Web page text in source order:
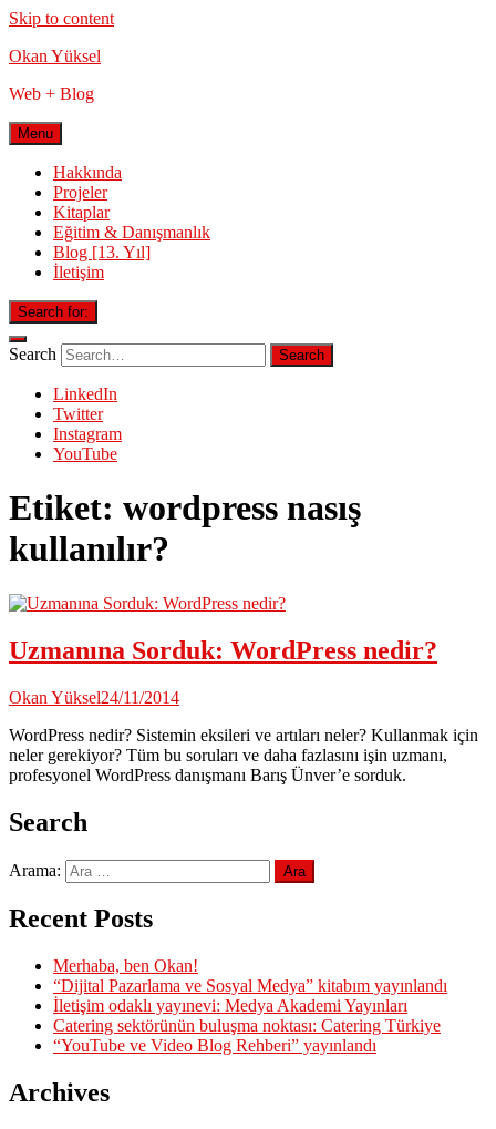
Skip to content
Okan Yüksel
Web + Blog
Menu
Hakkında
Projeler
Kitaplar
Eğitim & Danışmanlık
Blog [13. Yıl]
İletişim
Search for:
Search
LinkedIn
Twitter
Instagram
YouTube
Etiket: wordpress nasış
kullanılır?
Uzmanına Sorduk: WordPress nedir?
Okan Yüksel24/11/2014
WordPress nedir? Sistemin eksileri ve artıları neler? Kullanmak için
neler gerekiyor? Tüm bu soruları ve daha fazlasını işin uzmanı,
profesyonel WordPress danışmanı Barış Ünver’e sorduk.
Search
Arama:
Recent Posts
Merhaba, ben Okan!
“Dijital Pazarlama ve Sosyal Medya” kitabım yayınlandı
İletişim odaklı yayınevi: Medya Akademi Yayınları
Catering sektörünün buluşma noktası: Catering Türkiye
“YouTube ve Video Blog Rehberi” yayınlandı
Archives